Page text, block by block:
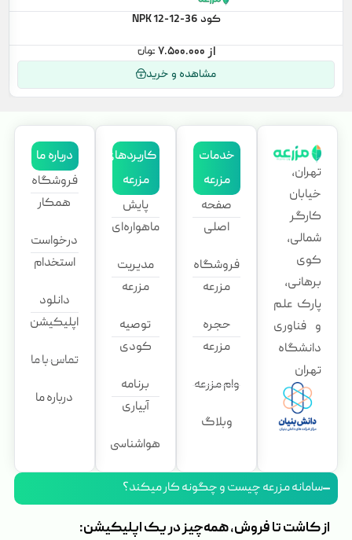
کود NPK 12-12-36
۷.۵۰۰.۰۰۰
مشاهده و خرید
تهران،
خیابان
کارگر
شمالی،
کوی
برهانی،
پارک علم
و فناوری
دانشگاه
تهران
خدمات
مزرعه
صفحه
اصلی
فروشگاه
مزرعه
حجره
مزرعه
وام مزرعه
وبلاگ
کاربردهای
مزرعه
پایش
ماهواره‌ای
مدیریت
مزرعه
توصیه
کودی
برنامه
آبیاری
هواشناسی
درباره ما
فروشگاه
همکار
درخواست
استخدام
دانلود
اپلیکیشن
تماس با ما
درباره ما
سامانه مزرعه چیست و چگونه کار میکند؟
از کاشت تا فروش، همه‌چیز در یک اپلیکیشن: